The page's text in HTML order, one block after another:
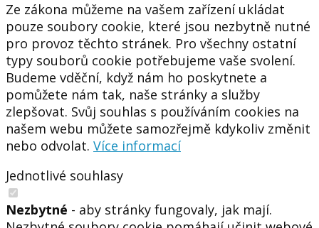
Ze zákona můžeme na vašem zařízení ukládat
pouze soubory cookie, které jsou nezbytně nutné
pro provoz těchto stránek. Pro všechny ostatní
typy souborů cookie potřebujeme vaše svolení.
Budeme vděční, když nám ho poskytnete a
pomůžete nám tak, naše stránky a služby
zlepšovat. Svůj souhlas s používáním cookies na
našem webu můžete samozřejmě kdykoliv změnit
nebo odvolat. Více informací
Jednotlivé souhlasy
Nezbytné - aby stránky fungovaly, jak mají.